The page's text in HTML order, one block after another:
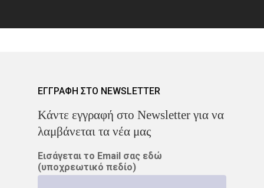
ΕΓΓΡΑΦΗ ΣΤΟ NEWSLETTER
Kάντε εγγραφή στο Newsletter για να
λαμβάνεται τα νέα μας
Εισάγεται το Email σας εδώ
(υποχρεωτικό πεδίο)